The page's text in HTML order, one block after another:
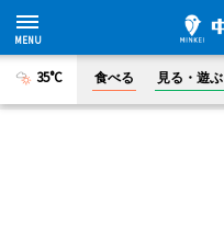
35°C 食べる 見る・遊ぶ